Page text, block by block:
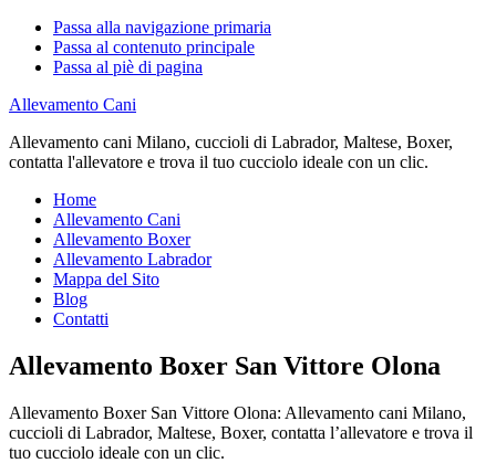
Passa alla navigazione primaria
Passa al contenuto principale
Passa al piè di pagina
Allevamento Cani
Allevamento cani Milano, cuccioli di Labrador, Maltese, Boxer,
contatta l'allevatore e trova il tuo cucciolo ideale con un clic.
Home
Allevamento Cani
Allevamento Boxer
Allevamento Labrador
Mappa del Sito
Blog
Contatti
Allevamento Boxer San Vittore Olona
Allevamento Boxer San Vittore Olona: Allevamento cani Milano,
cuccioli di Labrador, Maltese, Boxer, contatta l’allevatore e trova il
tuo cucciolo ideale con un clic.